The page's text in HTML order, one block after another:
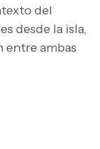
del
desde la isla,
entre ambas